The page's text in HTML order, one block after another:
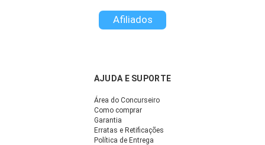
Afiliados
AJUDA E SUPORTE
Área do Concurseiro
Como comprar
Garantia
Erratas e Retificações
Política de Entrega